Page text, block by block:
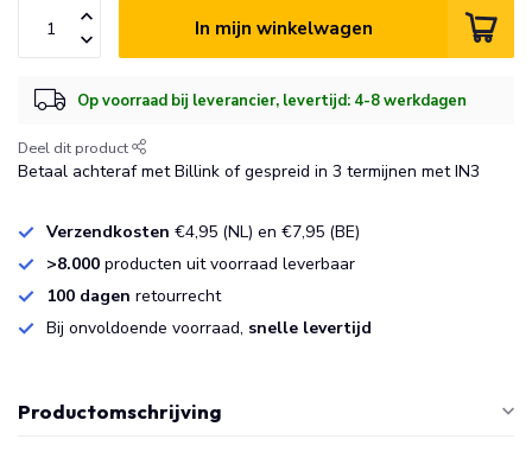
In mijn winkelwagen
Op voorraad bij leverancier, levertijd: 4-8 werkdagen
Deel dit product
Betaal achteraf met Billink of gespreid in 3 termijnen met IN3
Verzendkosten €4,95 (NL) en €7,95 (BE)
>8.000 producten uit voorraad leverbaar
100 dagen retourrecht
Bij onvoldoende voorraad, snelle levertijd
Productomschrijving